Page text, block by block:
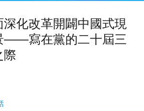
深化改革開闢中國式現
——寫在黨的二十屆三
際